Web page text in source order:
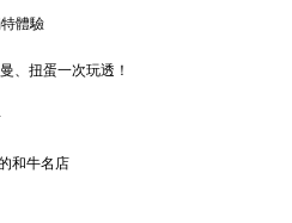
體驗
、扭蛋一次玩透！
和牛名店